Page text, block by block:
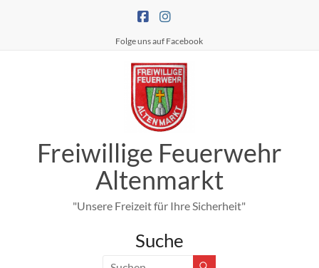
Folge uns auf Facebook
Freiwillige Feuerwehr
Altenmarkt
"Unsere Freizeit für Ihre Sicherheit"
Suche